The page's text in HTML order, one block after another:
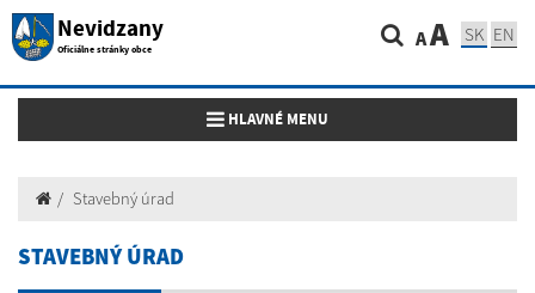
Nevidzany
Oficiálne stránky obce AA SK EN
Toggle navigation
HLAVNÉ MENU
Stavebný úrad
STAVEBNÝ ÚRAD